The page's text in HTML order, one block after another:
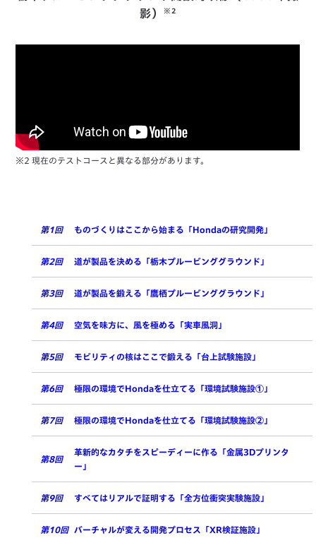
影）
※2
※2 現在のテストコースと異なる部分があります。
第1回 ものづくりはここから始まる「Hondaの研究開発」
第2回 道が製品を決める「栃木プルービンググラウンド」
第3回 道が製品を鍛える「鷹栖プルービンググラウンド」
第4回 空気を味方に、風を極める「実車風洞」
第5回 モビリティの核はここで鍛える「台上試験施設」
第6回 極限の環境でHondaを仕立てる「環境試験施設①」
第7回 極限の環境でHondaを仕立てる「環境試験施設②」
第8回
革新的なカタチをスピーディーに作る「金属3Dプリンタ
ー」
第9回 すべてはリアルで証明する「全方位衝突実験施設」
第10回 バーチャルが変える開発プロセス「XR検証施設」